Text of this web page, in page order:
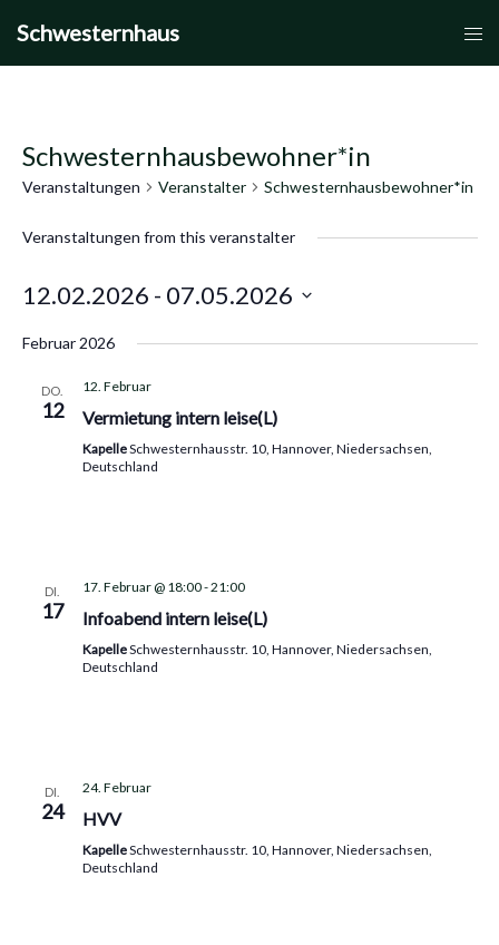
Inhalt
Schwesternhaus
Schwesternhausbewohner*in
Veranstaltungen Veranstalter Schwesternhausbewohner*in
Veranstaltungen from this veranstalter
12.02.2026 - 07.05.2026
Februar 2026
DO.
12
12. Februar
Vermietung intern leise(L)
KapelleSchwesternhausstr. 10, Hannover, Niedersachsen,
Deutschland
DI.
17
17. Februar @ 18:00-21:00
Infoabend intern leise(L)
KapelleSchwesternhausstr. 10, Hannover, Niedersachsen,
Deutschland
DI.
24
24. Februar
HVV
KapelleSchwesternhausstr. 10, Hannover, Niedersachsen,
Deutschland